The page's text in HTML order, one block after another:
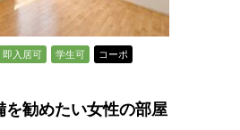
即入居可 学生可 コーポ
を勧めたい女性の部屋